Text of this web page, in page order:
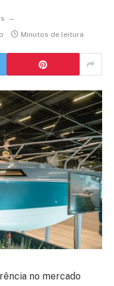
Minutos de leitura
no mercado